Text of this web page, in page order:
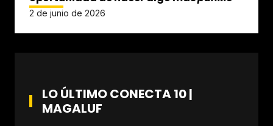
2 de junio de 2026
LO ÚLTIMO CONECTA 10 |
MAGALUF